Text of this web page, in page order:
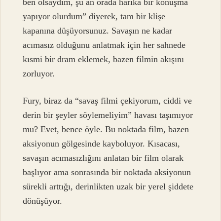
yapıyor olurdum” diyerek, tam bir klişe
kapanına düşüyorsunuz. Savaşın ne kadar
acımasız olduğunu anlatmak için her sahnede
kısmi bir dram eklemek, bazen filmin akışını
zorluyor.
Fury, biraz da “savaş filmi çekiyorum, ciddi ve
derin bir şeyler söylemeliyim” havası taşımıyor
mu? Evet, bence öyle. Bu noktada film, bazen
aksiyonun gölgesinde kayboluyor. Kısacası,
savaşın acımasızlığını anlatan bir film olarak
başlıyor ama sonrasında bir noktada aksiyonun
sürekli arttığı, derinlikten uzak bir yerel şiddete
dönüşüyor.